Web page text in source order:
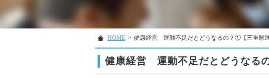
HOME > 健康経営 運動不足だとどうなるの？①【三重県運
健康経営 運動不足だとどうなる